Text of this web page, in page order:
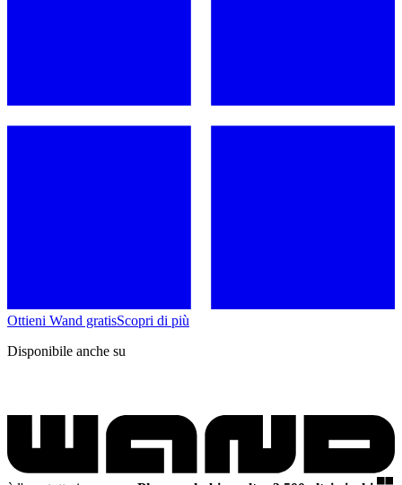
Ottieni Wand gratisScopri di più
Disponibile anche su